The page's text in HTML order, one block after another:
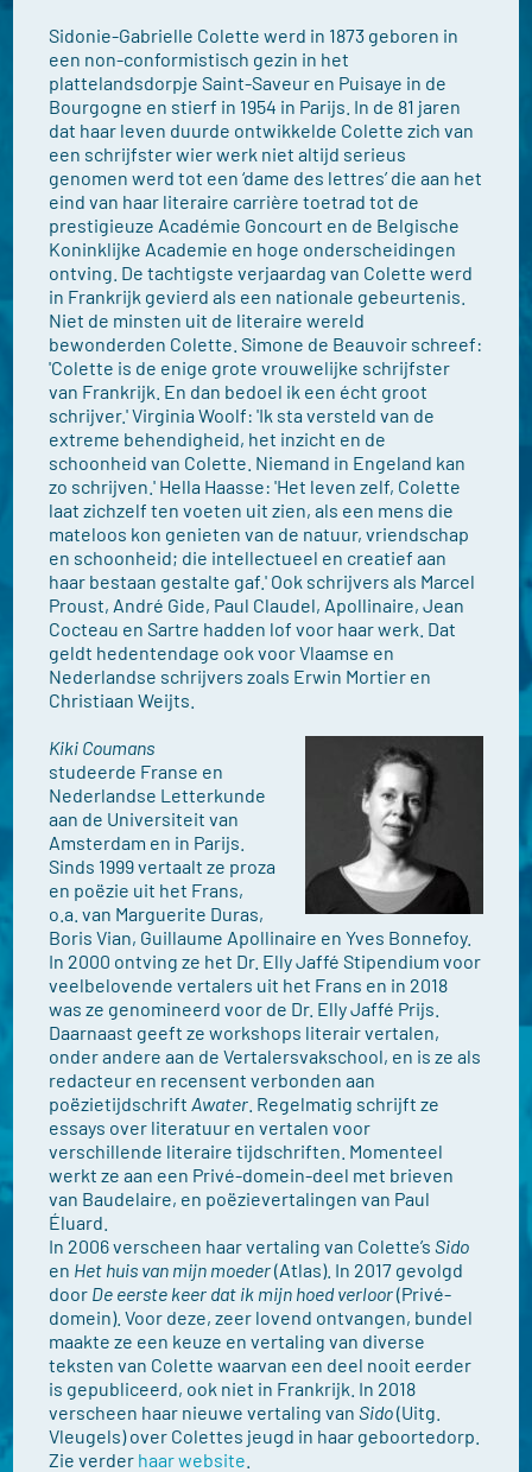
Sidonie-Gabrielle Colette werd in 1873 geboren in
een non-conformistisch gezin in het
plattelandsdorpje Saint-Saveur en Puisaye in de
Bourgogne en stierf in 1954 in Parijs. In de 81 jaren
dat haar leven duurde ontwikkelde Colette zich van
een schrijfster wier werk niet altijd serieus
genomen werd tot een ‘dame des lettres’ die aan het
eind van haar literaire carrière toetrad tot de
prestigieuze Académie Goncourt en de Belgische
Koninklijke Academie en hoge onderscheidingen
ontving. De tachtigste verjaardag van Colette werd
in Frankrijk gevierd als een nationale gebeurtenis.
Niet de minsten uit de literaire wereld
bewonderden Colette. Simone de Beauvoir schreef:
'Colette is de enige grote vrouwelijke schrijfster
van Frankrijk. En dan bedoel ik een écht groot
schrijver.' Virginia Woolf: 'Ik sta versteld van de
extreme behendigheid, het inzicht en de
schoonheid van Colette. Niemand in Engeland kan
zo schrijven.' Hella Haasse: 'Het leven zelf, Colette
laat zichzelf ten voeten uit zien, als een mens die
mateloos kon genieten van de natuur, vriendschap
en schoonheid; die intellectueel en creatief aan
haar bestaan gestalte gaf.' Ook schrijvers als Marcel
Proust, André Gide, Paul Claudel, Apollinaire, Jean
Cocteau en Sartre hadden lof voor haar werk. Dat
geldt hedentendage ook voor Vlaamse en
Nederlandse schrijvers zoals Erwin Mortier en
Christiaan Weijts.
Kiki Coumans
studeerde Franse en
Nederlandse Letterkunde
aan de Universiteit van
Amsterdam en in Parijs.
Sinds 1999 vertaalt ze proza
en poëzie uit het Frans,
o.a. van Marguerite Duras,
Boris Vian, Guillaume Apollinaire en Yves Bonnefoy.
In 2000 ontving ze het Dr. Elly Jaffé Stipendium voor
veelbelovende vertalers uit het Frans en in 2018
was ze genomineerd voor de Dr. Elly Jaffé Prijs.
Daarnaast geeft ze workshops literair vertalen,
onder andere aan de Vertalersvakschool, en is ze als
redacteur en recensent verbonden aan
poëzietijdschriftAwater . Regelmatig schrijft ze
essays over literatuur en vertalen voor
verschillende literaire tijdschriften. Momenteel
werkt ze aan een Privé-domein-deel met brieven
van Baudelaire, en poëzievertalingen van Paul
Éluard.
In 2006 verscheen haar vertaling van Colette’sSido
en Het huis van mijn moeder(Atlas). In 2017 gevolgd
door De eerste keer dat ik mijn hoed verloor(Privé-
domein). Voor deze, zeer lovend ontvangen, bundel
maakte ze een keuze en vertaling van diverse
teksten van Colette waarvan een deel nooit eerder
is gepubliceerd, ook niet in Frankrijk. In 2018
verscheen haar nieuwe vertaling vanSido(Uitg.
Vleugels) over Colettes jeugd in haar geboortedorp.
Zie verder haar website